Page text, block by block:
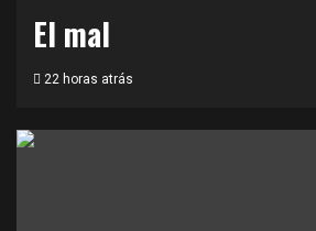
El mal
22 horas atrás